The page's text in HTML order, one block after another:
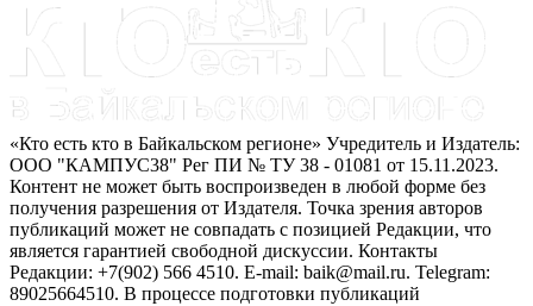
«Кто есть кто в Байкальском регионе» Учредитель и Издатель:
ООО "КАМПУС38" Рег ПИ № ТУ 38 - 01081 от 15.11.2023.
Контент не может быть воспроизведен в любой форме без
получения разрешения от Издателя. Точка зрения авторов
публикаций может не совпадать с позицией Редакции, что
является гарантией свободной дискуссии. Контакты
Редакции: +7(902) 566 4510. E-mail: baik@mail.ru. Telegram:
89025664510. В процессе подготовки публикаций